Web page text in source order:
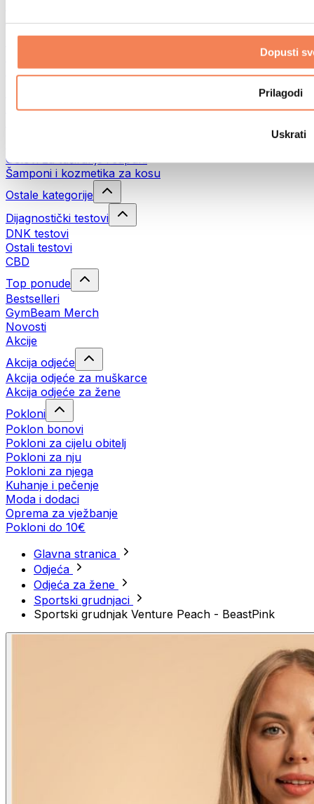
Dopusti
Prilagodi
Uskrati
Planinarenje
Filteri i vrčevi za vodu
Deterdženti za rublje
Gelovi za tuširanje i sapuni
Šamponi i kozmetika za kosu
Ostale kategorije
Dijagnostički testovi
DNK testovi
Ostali testovi
CBD
Top ponude
Bestselleri
GymBeam Merch
Novosti
Akcije
Akcija odjeće
Akcija odjeće za muškarce
Akcija odjeće za žene
Pokloni
Poklon bonovi
Pokloni za cijelu obitelj
Pokloni za nju
Pokloni za njega
Kuhanje i pečenje
Moda i dodaci
Oprema za vježbanje
Pokloni do 10€
Glavna stranica
Odjeća
Odjeća za žene
Sportski grudnjaci
Sportski grudnjak Venture Peach - BeastPink